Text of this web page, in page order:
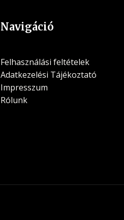
Navigáció
Felhasználási feltételek
Adatkezelési Tájékoztató
Impresszum
Rólunk